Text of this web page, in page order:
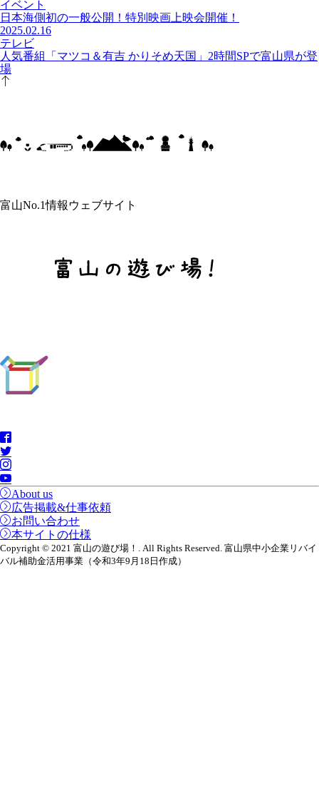
イベント
日本海側初の一般公開！特別映画上映会開催！
2025.02.16
テレビ
人気番組「マツコ＆有吉 かりそめ天国」2時間SPで富山県が登
場
富山No.1情報ウェブサイト
About us
広告掲載&仕事依頼
お問い合わせ
本サイトの仕様
Copyright © 2021 富山の遊び場！. All Rights Reserved. 富山県中小企業リバイ
バル補助金活用事業（令和3年9月18日作成）